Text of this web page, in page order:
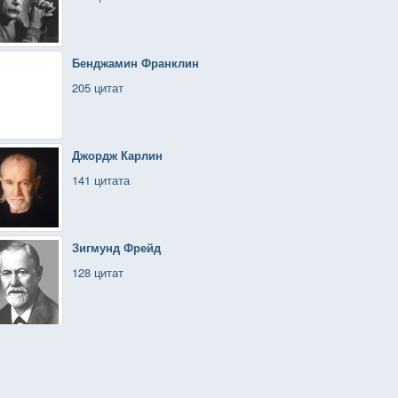
Бенджамин Франклин
205 цитат
Джордж Карлин
141 цитата
Зигмунд Фрейд
128 цитат